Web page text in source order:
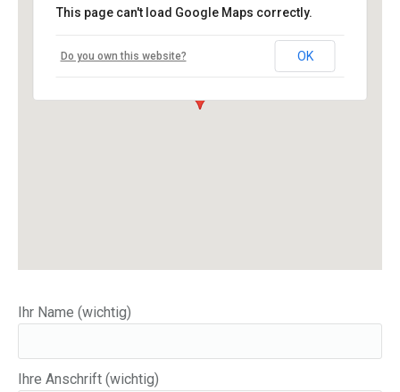
This page can't load Google Maps correctly.
Do you own this website? OK
Ihr Name (wichtig)
Ihre Anschrift (wichtig)